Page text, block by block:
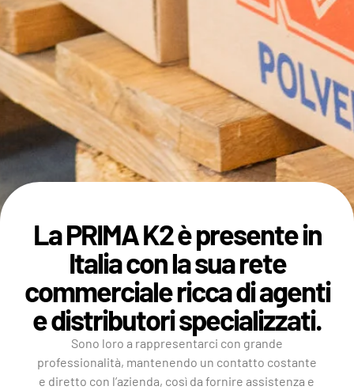
La PRIMA K2 è presente in
Italia con la sua rete
commerciale ricca di agenti
e distributori specializzati.
Sono loro a rappresentarci con grande
professionalità, mantenendo un contatto costante
e diretto con l’azienda, così da fornire assistenza e